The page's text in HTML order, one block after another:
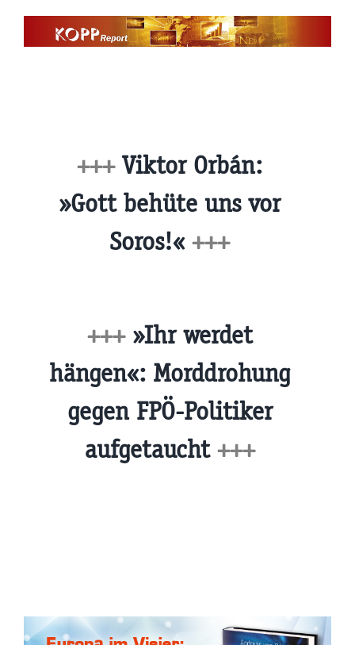
+++ Viktor Orbán:
»Gott behüte uns vor
Soros!« +++
+++ »Ihr werdet
hängen«: Morddrohung
gegen FPÖ-Politiker
aufgetaucht +++